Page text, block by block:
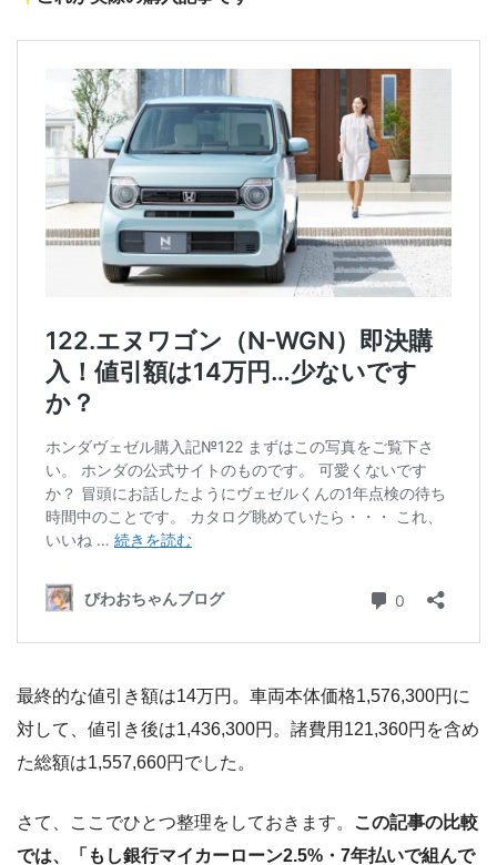
最終的な値引き額は14万円。車両本体価格1,576,300円に
対して、値引き後は1,436,300円。諸費用121,360円を含め
た総額は1,557,660円でした。
さて、ここでひとつ整理をしておきます。
この記事の比較
では、「もし銀行マイカーローン2.5%・7年払いで組んで